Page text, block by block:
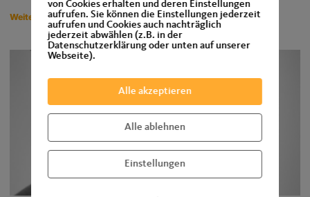
Weiterlesen »
von Cookies erhalten und deren Einstellungen
aufrufen. Sie können die Einstellungen jederzeit
aufrufen und Cookies auch nachträglich
jederzeit abwählen (z.B. in der
Datenschutzerklärung oder unten auf unserer
Webseite).
Alle akzeptieren
Alle ablehnen
Einstellungen